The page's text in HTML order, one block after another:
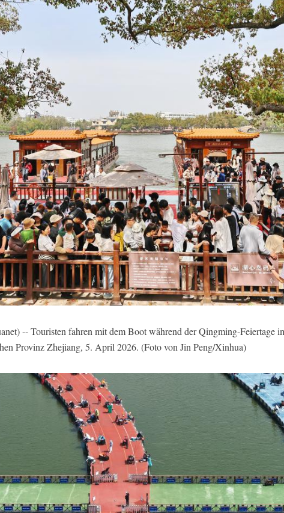
-- Touristen fahren mit dem Boot während der Qingming-Feiertage
Provinz Zhejiang, 5. April 2026. (Foto von Jin Peng/Xinhua)